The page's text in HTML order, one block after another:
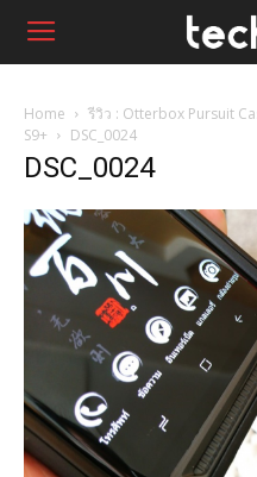
Home
รีวิว : Otterbox Pursuit
S9+
DSC_0024
DSC_0024